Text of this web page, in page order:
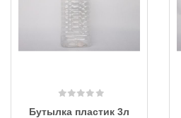
Бутылка пластик 3л